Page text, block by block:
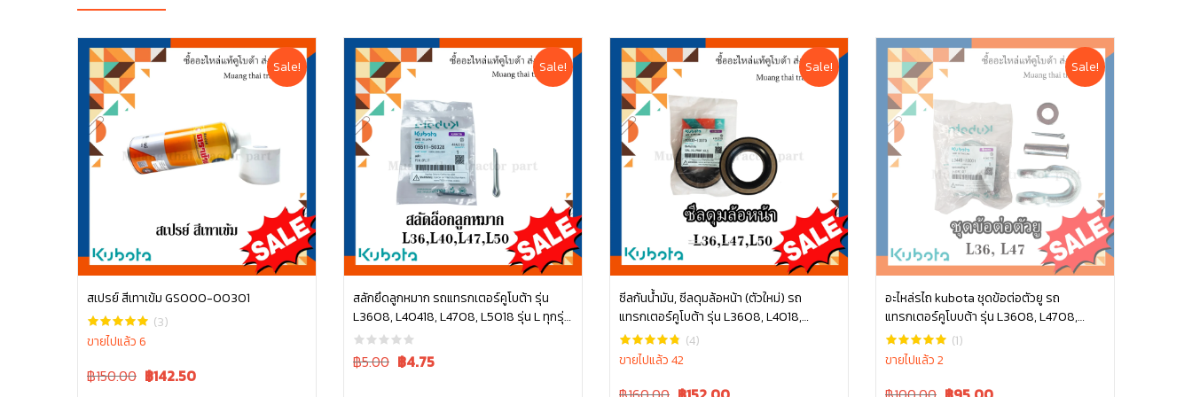
Sale!
สเปรย์ สีเทาเข้ม GS000-00301
(3)
ขายไปแล้ว 6
Original
฿150.00 Current
฿142.50
หยิบใส่ตะกร้า
Sale!
สลักยึดลูกหมาก รถแทรกเตอร์คูโบต้า รุ่น
L3608, L40418, L4708, L5018 รุ่น L ทุกรุ่น
05511-50328
Original
฿5.00 Current
฿4.75
หยิบใส่ตะกร้า
Sale!
ซีลกันน้ำมัน, ซีลดุมล้อหน้า (ตัวใหม่) รถ
แทรกเตอร์คูโบต้า รุ่น L3608, L4018,
L4508, L4708, L5018 tc832-13370 ซีล
ล้อหน้ารถไถ ซีลล้อ คูโบต้า
(4)
ขายไปแล้ว 42
Original
Current
หยิบใส่ตะกร้า
Sale!
อะไหล่รไถ kubota ชุดข้อต่อตัวยู รถ
แทรกเตอร์คูโบบต้า รุ่น L3608, L4708,
L3445-10001(1)
ขายไปแล้ว 2
Original
Current
หยิบใส่ตะกร้า